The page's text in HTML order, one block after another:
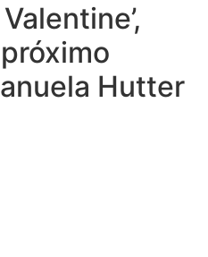
Hutter